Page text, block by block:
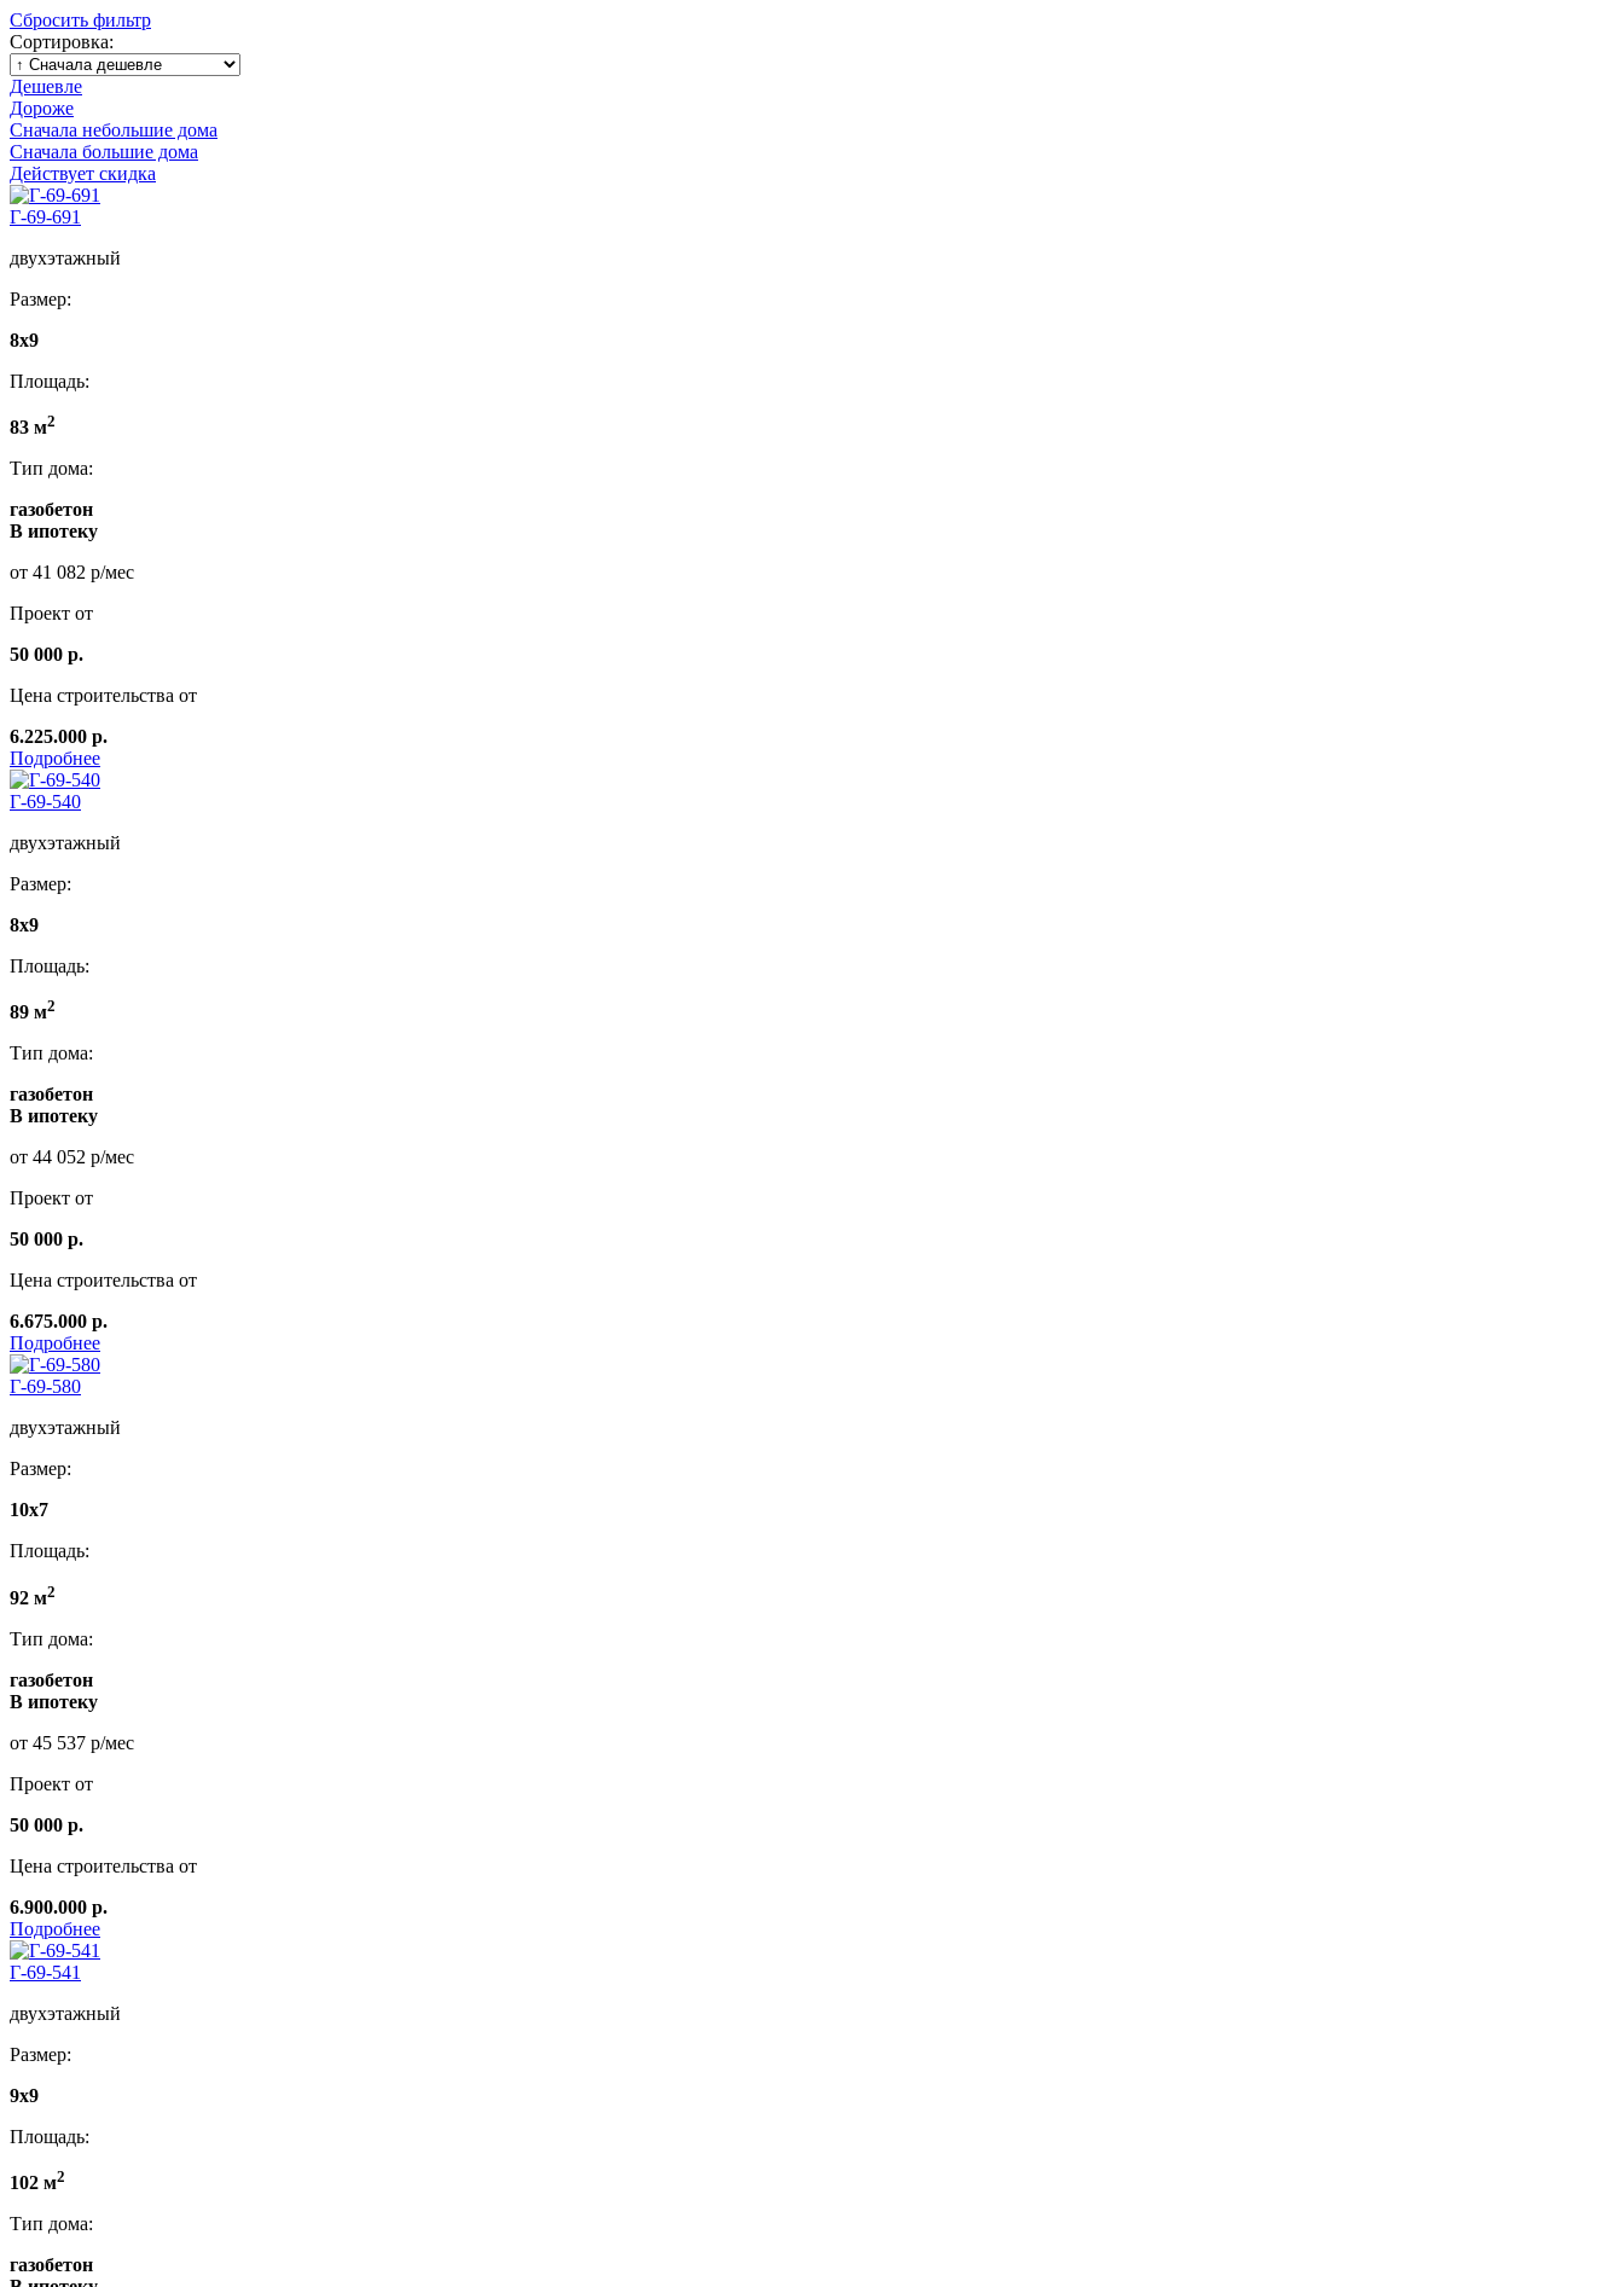
Сбросить фильтр
Сортировка:
Дешевле
Дороже
Сначала небольшие дома
Сначала большие дома
Действует скидка
Г-69-691
двухэтажный
Размер:
8x9
Площадь:
83 м2
Тип дома:
газобетон
В ипотеку
от 41 082 р/мес
Проект от
50 000 р.
Цена строительства от
6.225.000 р.
Подробнее
Г-69-540
двухэтажный
Размер:
8х9
Площадь:
89 м2
Тип дома:
газобетон
В ипотеку
от 44 052 р/мес
Проект от
50 000 р.
Цена строительства от
6.675.000 р.
Подробнее
Г-69-580
двухэтажный
Размер:
10х7
Площадь:
92 м2
Тип дома:
газобетон
В ипотеку
от 45 537 р/мес
Проект от
50 000 р.
Цена строительства от
6.900.000 р.
Подробнее
Г-69-541
двухэтажный
Размер:
9х9
Площадь:
102 м2
Тип дома:
газобетон